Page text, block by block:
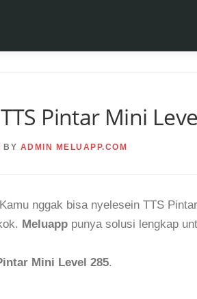
Pintar Mini
BY ADMIN MELUAPP.COM
nggak bisa nyelesein TTS
Meluapp punya solusi lengkap
Mini Level 285.